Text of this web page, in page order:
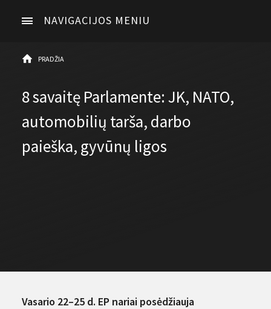
NAVIGACIJOS MENIU
PRADŽIA
8 savaitę Parlamente: JK, NATO,
automobilių tarša, darbo
paieška, gyvūnų ligos
Vasario 22–25 d. EP nariai posėdžiauja